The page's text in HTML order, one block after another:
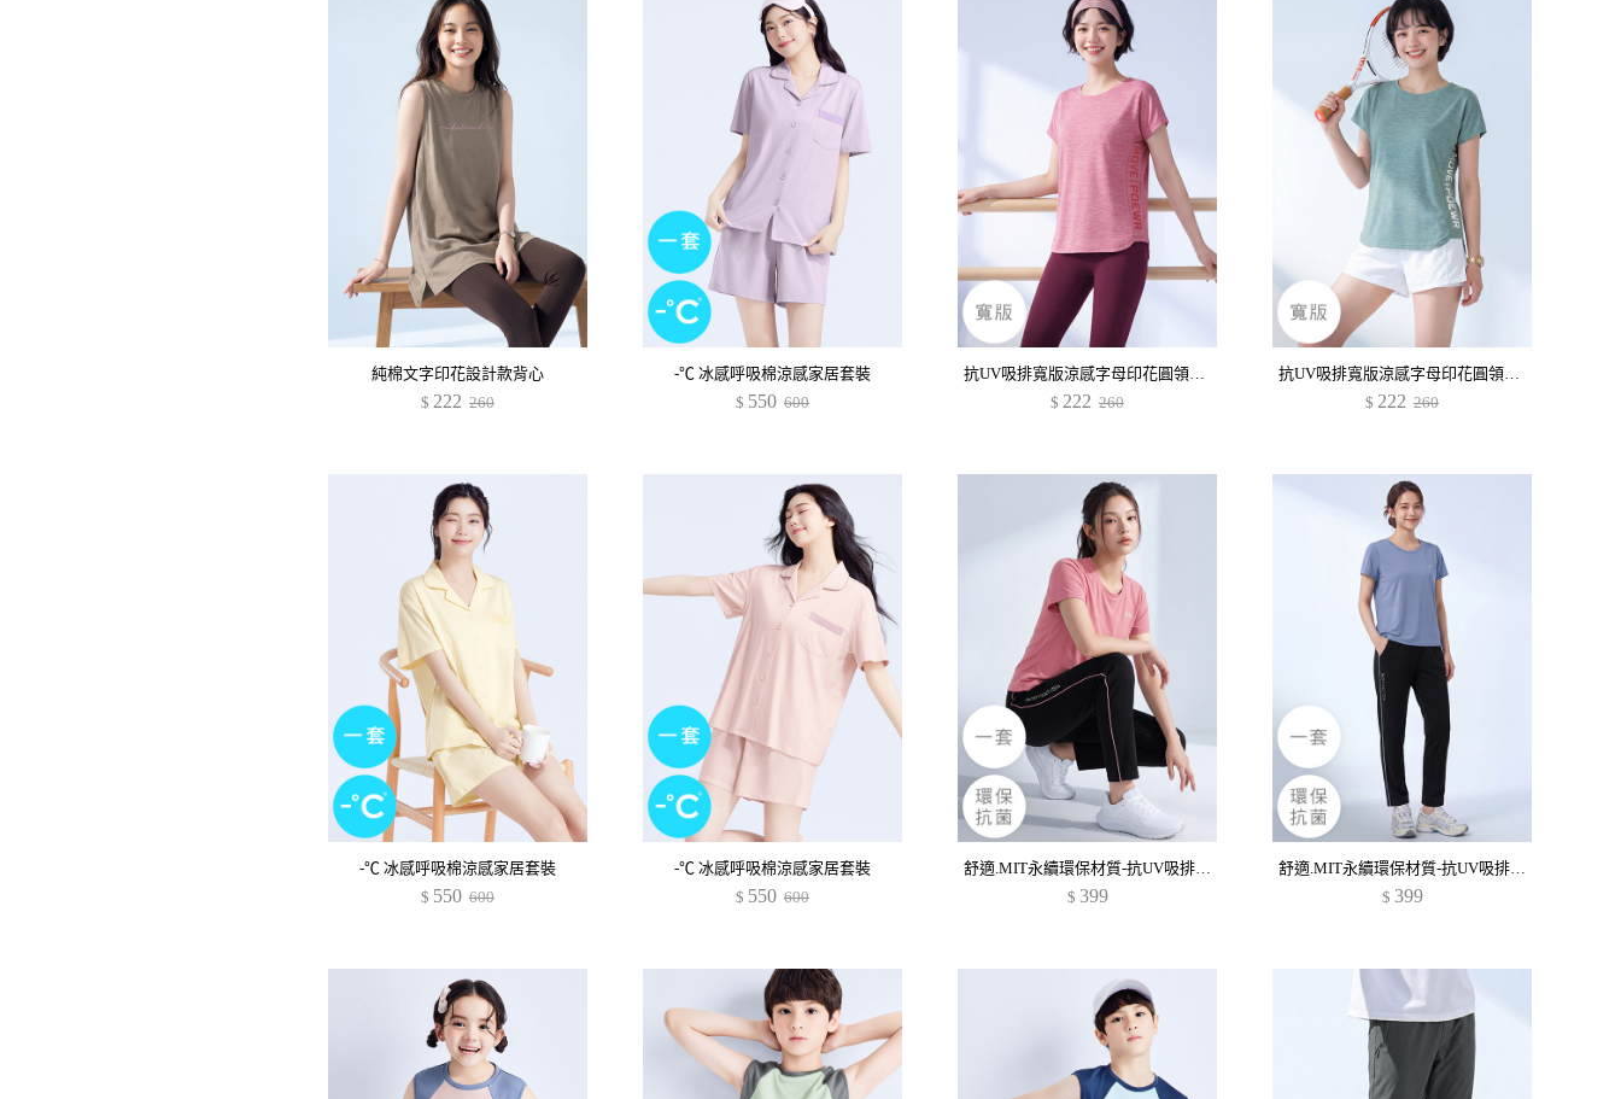
純棉文字印花設計款背心
$ 222 260
-℃ 冰感呼吸棉涼感家居套裝
$ 550 600
抗UV吸排寬版涼感字母印花圓領上衣
$ 222 260
抗UV吸排寬版涼感字母印花圓領上衣
$ 222 260
-℃ 冰感呼吸棉涼感家居套裝
$ 550 600
-℃ 冰感呼吸棉涼感家居套裝
$ 550 600
舒適.MIT永續環保材質-抗UV吸排抗菌反光印花運動長褲套裝
$ 399
舒適.MIT永續環保材質-抗UV吸排抗菌反光印花運動長褲套裝
$ 399